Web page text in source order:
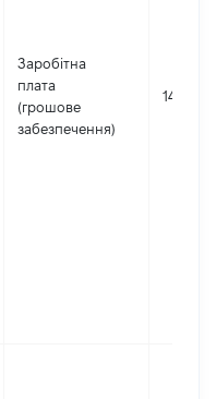
Заробітна
плата
(грошове
забезпечення)
148861